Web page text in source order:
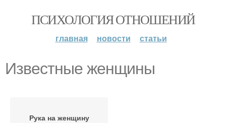
ПСИХОЛОГИЯ ОТНОШЕНИЙ
главная новости статьи
Известные женщины
Рука на женщину